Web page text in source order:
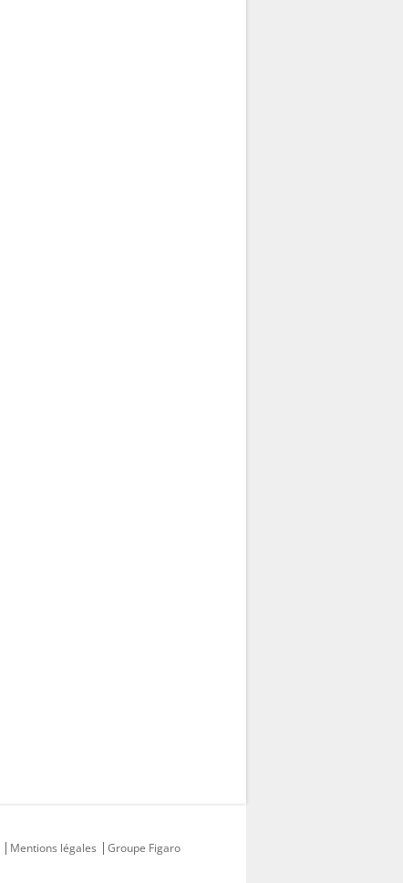
Mentions légales
Groupe Figaro